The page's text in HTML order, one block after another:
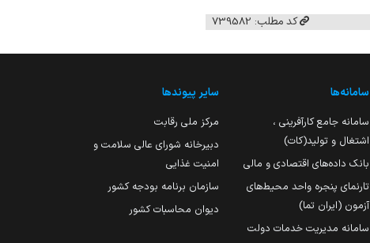
کد مطلب: 739582
سامانه‌ها
سامانه جامع کارآفرینی ،
اشتغال و تولید(کات)
بانک داده‌های اقتصادی و مالی
تارنمای پنجره واحد محیط‌های
آزمون (ایران تما)
سامانه مدیریت خدمات دولت
سایر پیوندها
مرکز ملی رقابت
دبیرخانه شورای عالی سلامت و
امنیت غذایی
سازمان برنامه بودجه کشور
دیوان محاسبات کشور